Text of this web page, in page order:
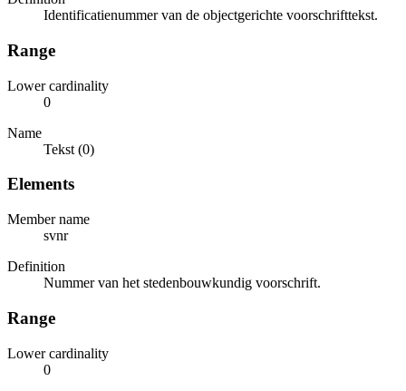
Identificatienummer van de objectgerichte voorschrifttekst.
Range
Lower cardinality
0
Name
Tekst (0)
Elements
Member name
svnr
Definition
Nummer van het stedenbouwkundig voorschrift.
Range
Lower cardinality
0